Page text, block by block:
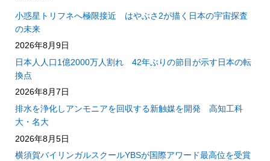
小惑星トリフネへ極限接近 はやぶさ2が描く日本の宇宙探査
の未来
2026年8月9日
日本人人口1億2000万人割れ 42年ぶりの節目が示す日本の転
換点
2026年8月7日
排水を浄化しアンモニアを回収する新触媒を開発 高知工科
大・名大
2026年8月5日
横須賀バイリンガルスクールYBSが国際アワード最高位を受賞